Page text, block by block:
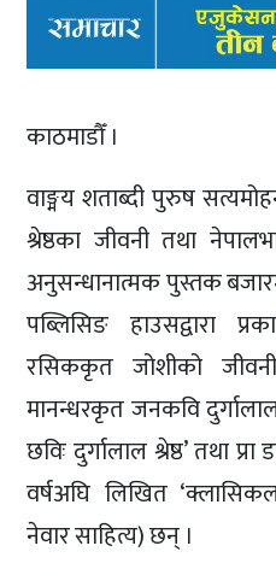
काठमाडौँ ।
वाङ्मय शताब्दी पुरुष
श्रेष्ठका जीवनी तथा
अनुसन्धानात्मक पुस्तक
पब्लिसिङ हाउसद्वारा
रसिककृत जोशीको
मानन्धरकृत जनकवि
छविः दुर्गालाल श्रेष्ठ’ तथा
वर्षअघि लिखित
नेवार साहित्य) छन् ।